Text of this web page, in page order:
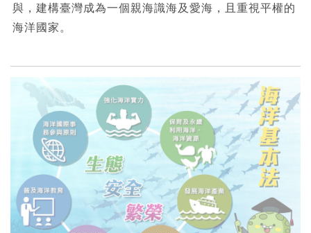
與，建構臺灣成為一個親海識海及愛海，且重視平權的
海洋國家。